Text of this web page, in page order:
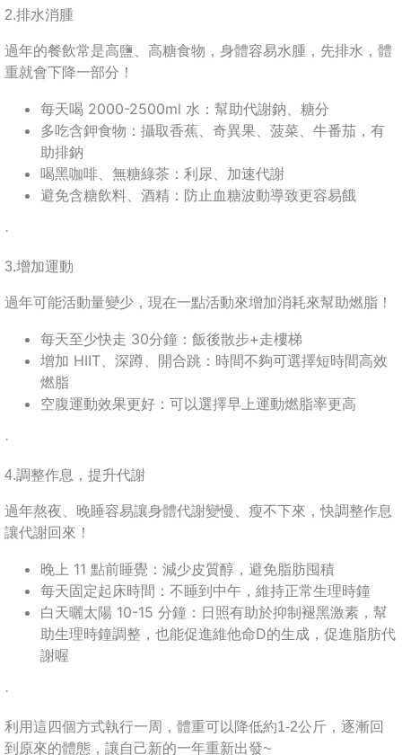
2.排水消腫
過年的餐飲常是高鹽、高糖食物，身體容易水腫，先排水，體
重就會下降一部分！
每天喝 2000-2500ml 水：幫助代謝鈉、糖分
多吃含鉀食物：攝取香蕉、奇異果、菠菜、牛番茄，有
助排鈉
喝黑咖啡、無糖綠茶：利尿、加速代謝
避免含糖飲料、酒精：防止血糖波動導致更容易餓
·
3.增加運動
過年可能活動量變少，現在一點活動來增加消耗來幫助燃脂！
每天至少快走 30分鐘：飯後散步+走樓梯
增加 HIIT、深蹲、開合跳：時間不夠可選擇短時間高效
燃脂
空腹運動效果更好：可以選擇早上運動燃脂率更高
·
4.調整作息，提升代謝
過年熬夜、晚睡容易讓身體代謝變慢、瘦不下來，快調整作息
讓代謝回來！
晚上 11 點前睡覺：減少皮質醇，避免脂肪囤積
每天固定起床時間：不睡到中午，維持正常生理時鐘
白天曬太陽 10-15 分鐘：日照有助於抑制褪黑激素，幫
助生理時鐘調整，也能促進維他命D的生成，促進脂肪代
謝喔
·
利用這四個方式執行一周，體重可以降低約1-2公斤，逐漸回
到原來的體態，讓自己新的一年重新出發~